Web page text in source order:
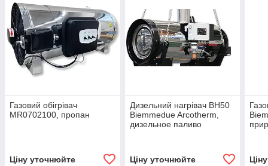
Газовий обігрівач
MR0702100, пропан
Ціну уточнюйте
Дизельний нагрівач BH50
Biemmedue Arcotherm,
дизельное паливо
Ціну уточнюйте